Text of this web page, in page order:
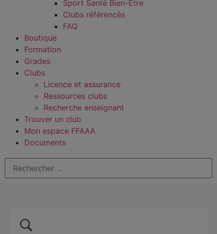
Sport Santé Bien-Être
Clubs référencés
FAQ
Boutique
Formation
Grades
Clubs
Licence et assurance
Ressources clubs
Recherche enseignant
Trouver un club
Mon espace FFAAA
Documents